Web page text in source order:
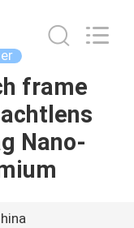
frame
Nano-